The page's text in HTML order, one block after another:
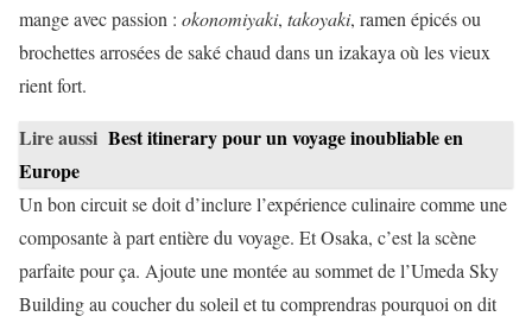
mange avec passion : okonomiyaki, takoyaki, ramen épicés ou
brochettes arrosées de saké chaud dans un izakaya où les vieux
rient fort.
Lire aussi Best itinerary pour un voyage inoubliable en
Europe
Un bon circuit se doit d’inclure l’expérience culinaire comme une
composante à part entière du voyage. Et Osaka, c’est la scène
parfaite pour ça. Ajoute une montée au sommet de l’Umeda Sky
Building au coucher du soleil et tu comprendras pourquoi on dit